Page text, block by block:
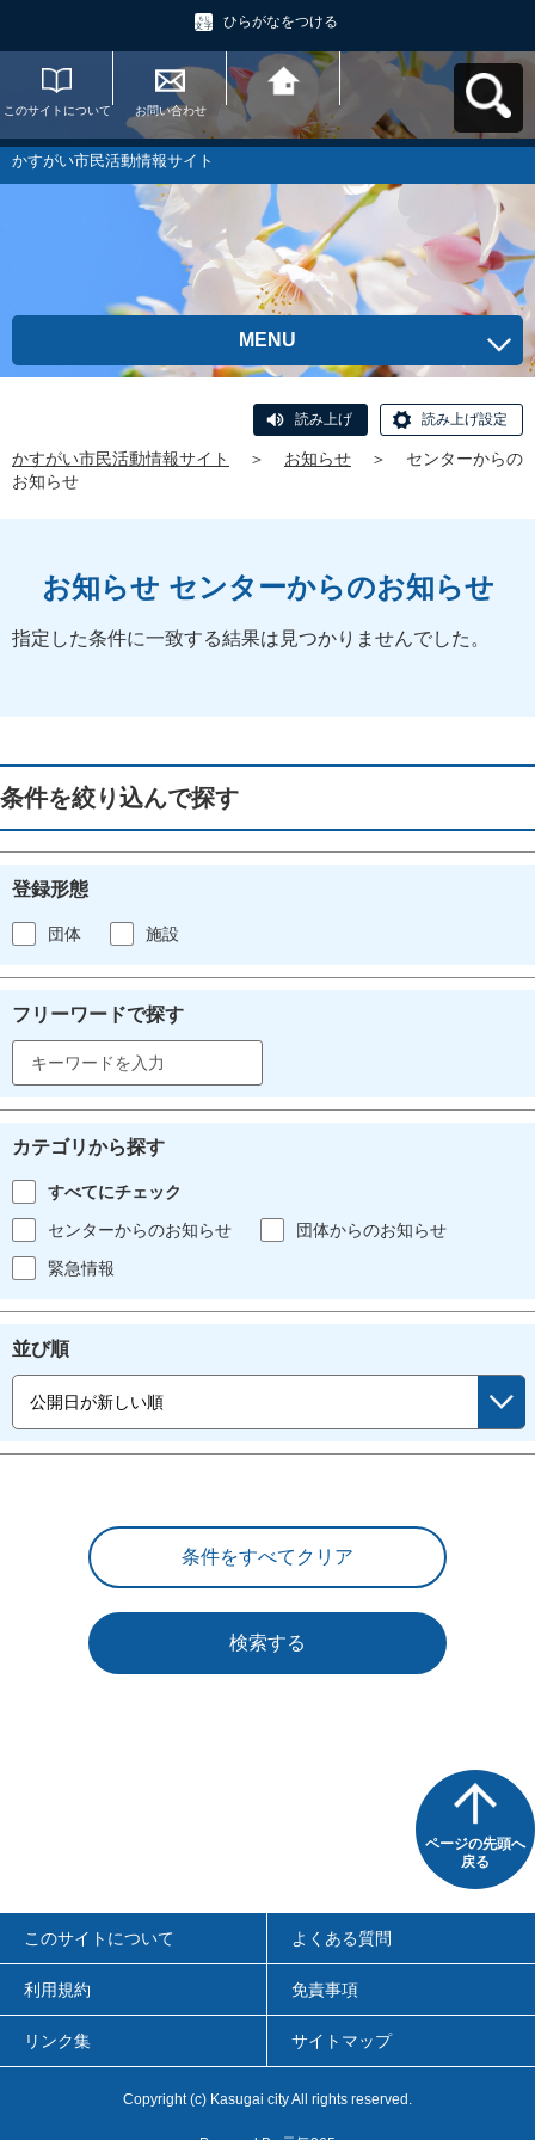
ひらがなをつける
このサイトについて お問い合わせ
かすがい市民活動情
報サイトへ戻る
かすがい市民活動情報サイト
MENU
読み上げ 読み上げ設定
かすがい市民活動情報サイト ＞ お知らせ ＞
センターからの
お知らせ
お知らせ センターからのお知らせ
指定した条件に一致する結果は見つかりませんでした。
条件を絞り込んで探す
登録形態
団体 施設
フリーワードで探す
カテゴリから探す
すべてにチェック
センターからのお知らせ
団体からのお知らせ
緊急情報
並び順
検索する
ページの先頭へ
戻る
このサイトについて よくある質問
利用規約 免責事項
リンク集 サイトマップ
Copyright(c) Kasugai city All rights reserved.